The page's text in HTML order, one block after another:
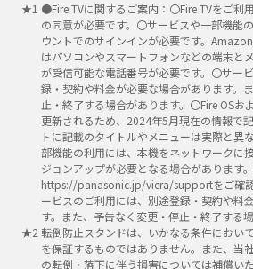
★1 ●Fire TVに関するご案内：〇Fire TVをご利
の同意が必要です。〇サービスや一部機能
ウントでのサインインが必要です。
はパソコンやスマートフォンなどの端末と
が受信可能な電話番号が必要です。〇サー
録・契約や料金が必要な場合があります。
止・終了する場合があります。〇Fire OSお
更新されるため、2024年5月現在の情報で
トに記載のタイトルやメニューは実際と異
部機能の利用には、本機をネットワークに
ジョンアップが必要となる場合があります
https://panasonic.jp/viera/supportをご確
ービスのご利用には、別途登録・契約や料
す。また、予告なく変更・停止・終了する場
★2 転倒防止スタンドは、いかなる条件におい
を保証するものではありません。また、当
の転倒・落下に伴う損害については補償い